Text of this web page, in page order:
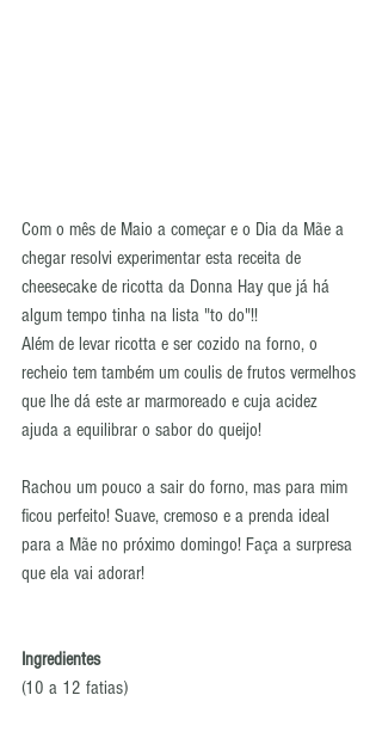
Com o mês de Maio a começar e o Dia da Mãe a
chegar resolvi experimentar esta receita de
cheesecake de ricotta da Donna Hay que já há
algum tempo tinha na lista "to do"!!
Além de levar ricotta e ser cozido na forno, o
recheio tem também um coulis de frutos vermelhos
que lhe dá este ar marmoreado e cuja acidez
ajuda a equilibrar o sabor do queijo!
Rachou um pouco a sair do forno, mas para mim
ficou perfeito! Suave, cremoso e a prenda ideal
para a Mãe no próximo domingo! Faça a surpresa
que ela vai adorar!
Ingredientes
(10 a 12 fatias)